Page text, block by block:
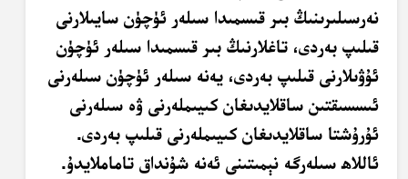
نەرسىلىرىنىڭ بىر قىسمىدا سىلەر ئۈچۈن سايىلارنى
قىلىپ بەردى، تاغلارنىڭ بىر قىسمىدا سىلەر ئۈچۈن
ئۇۋىلارنى قىلىپ بەردى، يەنە سىلەر ئۈچۈن سىلەرنى
ئىسسىقتىن ساقلايدىغان كىيىملەرنى ۋە سىلەرنى
ئۇرۇشتا ساقلايدىغان كىيىملەرنى قىلىپ بەردى.
ئاللاھ سىلەرگە نېمىتىنى ئەنە شۇنداق تاماملايدۇ.